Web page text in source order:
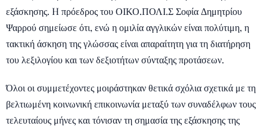
εξάσκησης. H πρόεδρος του ΟΙΚΟ.ΠΟΛΙ.Σ Σοφία Δημητρίου
Ψαρρού σημείωσε ότι, ενώ η ομιλία αγγλικών είναι πολύτιμη, η
τακτική άσκηση της γλώσσας είναι απαραίτητη για τη διατήρηση
του λεξιλογίου και των δεξιοτήτων σύνταξης προτάσεων.
Όλοι οι συμμετέχοντες μοιράστηκαν θετικά σχόλια σχετικά με τη
βελτιωμένη κοινωνική επικοινωνία μεταξύ των συναδέλφων τους
τελευταίους μήνες και τόνισαν τη σημασία της εξάσκησης της